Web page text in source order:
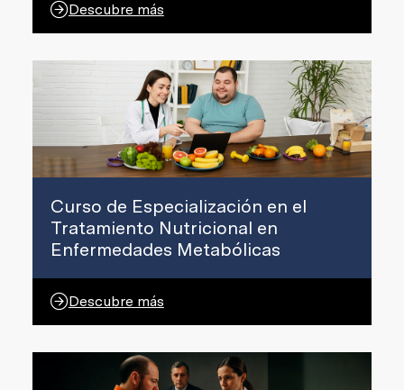
Descubre más
Curso de Especialización en el
Tratamiento Nutricional en
Enfermedades Metabólicas
Descubre más